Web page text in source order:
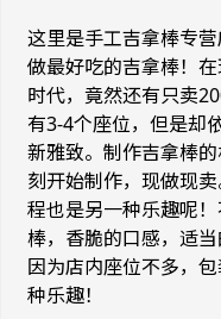
这里是手工吉拿棒专
做最好吃的吉拿棒！
时代，竟然还有只卖
有3-4个座位，但是却
新雅致。制作吉拿棒
刻开始制作，现做现
程也是另一种乐趣呢
棒，香脆的口感，适当
因为店内座位不多，
种乐趣！